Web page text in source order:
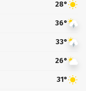
28°
36°
33°
26°
31°